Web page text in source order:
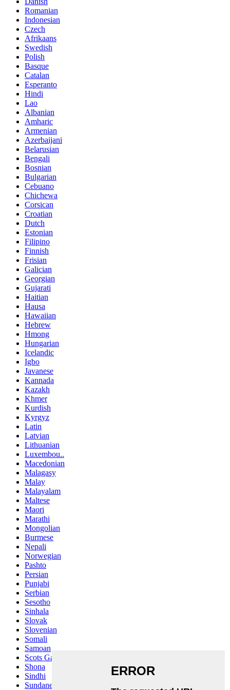
Romanian
Indonesian
Czech
Afrikaans
Swedish
Polish
Basque
Catalan
Esperanto
Hindi
Lao
Albanian
Amharic
Armenian
Azerbaijani
Belarusian
Bengali
Bosnian
Bulgarian
Cebuano
Chichewa
Corsican
Croatian
Dutch
Estonian
Filipino
Finnish
Frisian
Galician
Georgian
Gujarati
Haitian
Hausa
Hawaiian
Hebrew
Hmong
Hungarian
Icelandic
Igbo
Javanese
Kannada
Kazakh
Khmer
Kurdish
Kyrgyz
Latin
Latvian
Lithuanian
Luxembou..
Macedonian
Malagasy
Malay
Malayalam
Maltese
Maori
Marathi
Mongolian
Burmese
Nepali
Norwegian
Pashto
Persian
Punjabi
Serbian
Sesotho
Sinhala
Slovak
Slovenian
Somali
Samoan
Scots Gaelic
Shona
Sindhi
Sundanese